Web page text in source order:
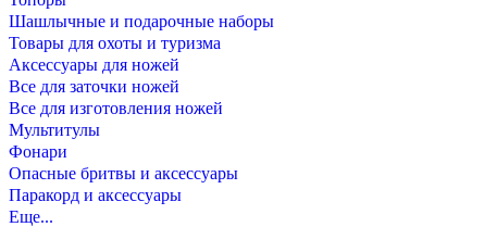
Шашлычные и подарочные наборы
Товары для охоты и туризма
Аксессуары для ножей
Все для заточки ножей
Все для изготовления ножей
Мультитулы
Фонари
Опасные бритвы и аксессуары
Паракорд и аксессуары
Еще...